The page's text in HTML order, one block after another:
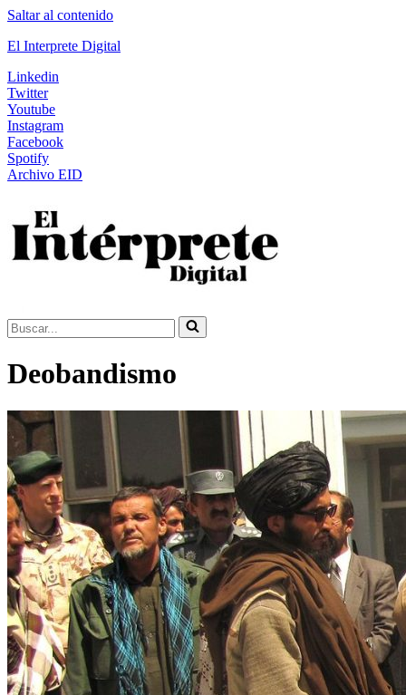
Saltar al contenido
El Interprete Digital
Linkedin
Twitter
Youtube
Instagram
Facebook
Spotify
Archivo EID
Buscar...
Deobandismo